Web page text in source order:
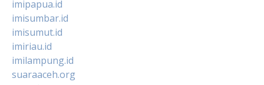
imipapua.id
imisumbar.id
imisumut.id
imiriau.id
imilampung.id
suaraaceh.org